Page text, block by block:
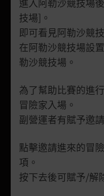
技場]。
即可看見阿勒沙競
在阿勒沙競技場設
勒沙競技場。
為了幫助比賽的進
冒險家入場。
副營運者有賦予邀
點擊邀請進來的冒
項。
按下去後可賦予/解